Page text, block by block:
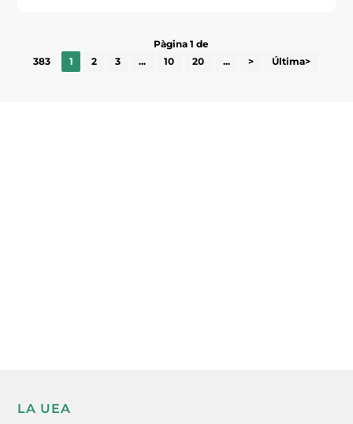
Pàgina 1 de
383
1 2 3 ... 10 20 ... > Última>
LA UEA